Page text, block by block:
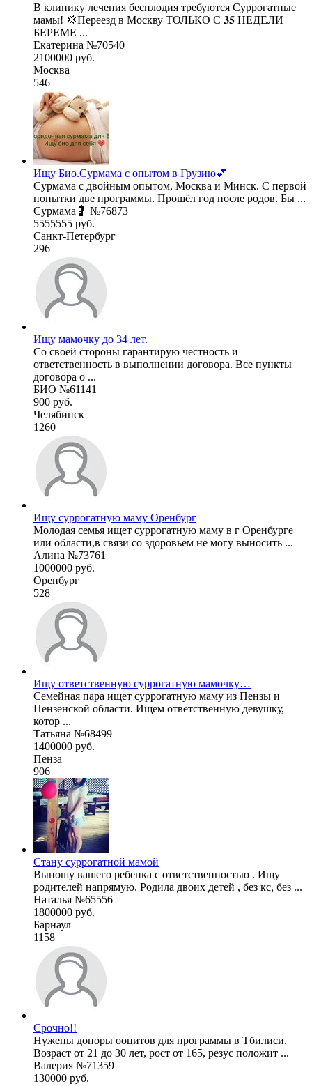
В клинику лечения бесплодия требуются Суррогатные
мамы! 💢Переезд в Москву ТОЛЬКО С 𝟑𝟓 НЕДЕЛИ
БЕРЕМЕ ...
Екатерина №70540
2100000 руб.
Москва
546
Ищу Био.Сурмама с опытом в Грузию💕
Сурмама с двойным опытом, Москва и Минск. С первой
попытки две программы. Прошёл год после родов. Бы ...
Сурмама🤰 №76873
5555555 руб.
Санкт-Петербург
296
Ищу мамочку до 34 лет.
Со своей стороны гарантирую честность и
ответственность в выполнении договора. Все пункты
договора о ...
БИО №61141
900 руб.
Челябинск
1260
Ищу суррогатную маму Оренбург
Молодая семья ищет суррогатную маму в г Оренбурге
или области,в связи со здоровьем не могу выносить ...
Алина №73761
1000000 руб.
Оренбург
528
Ищу ответственную суррогатную мамочку…
Семейная пара ищет суррогатную маму из Пензы и
Пензенской области. Ищем ответственную девушку,
котор ...
Татьяна №68499
1400000 руб.
Пенза
906
Стану суррогатной мамой
Выношу вашего ребенка с ответственностью . Ищу
родителей напрямую. Родила двоих детей , без кс, без ...
Наталья №65556
1800000 руб.
Барнаул
1158
Срочно!!
Нужены доноры ооцитов для программы в Тбилиси.
Возраст от 21 до 30 лет, рост от 165, резус положит ...
Валерия №71359
130000 руб.